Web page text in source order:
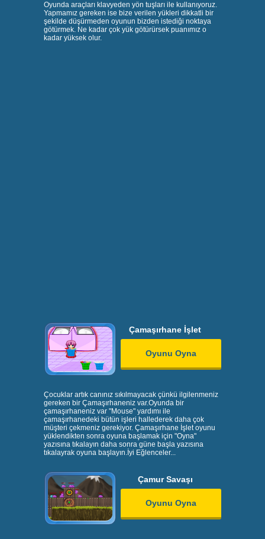
Oyunda araçları klavyeden yön tuşları ile kullanıyoruz.
Yapmamız gereken ise bize verilen yükleri dikkatli bir
şekilde düşürmeden oyunun bizden istediği noktaya
götürmek. Ne kadar çok yük götürürsek puanımız o
kadar yüksek olur.
Çamaşırhane İşlet
Oyunu Oyna
Çocuklar artık canınız sıkılmayacak çünkü ilgilenmeniz
gereken bir Çamaşırhaneniz var.Oyunda bir
çamaşırhaneniz var "Mouse" yardımı ile
çamaşırhanedeki bütün işleri hallederek daha çok
müşteri çekmeniz gerekiyor. Çamaşırhane İşlet oyunu
yüklendikten sonra oyuna başlamak için "Oyna"
yazısına tıkalayın daha sonra güne başla yazısına
tıkalayrak oyuna başlayın.İyi Eğlenceler...
Çamur Savaşı
Oyunu Oyna